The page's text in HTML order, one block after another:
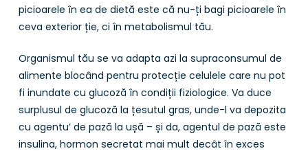
picioarele în ea de dietă este că nu-ți bagi picioarele în
ceva exterior ție, ci în metabolismul tău.
Organismul tău se va adapta azi la supraconsumul de
alimente blocând pentru protecție celulele care nu pot
fi inundate cu glucoză în condiții fiziologice. Va duce
surplusul de glucoză la țesutul gras, unde-l va depozita
cu agentu’ de pază la ușă – și da, agentul de pază este
insulina, hormon secretat mai mult decât în exces